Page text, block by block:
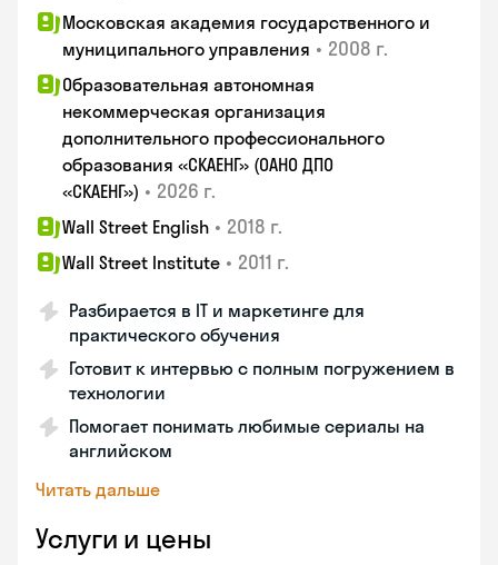
Московская академия государственного и
муниципального управления • 2008 г.
Образовательная автономная
некоммерческая организация
дополнительного профессионального
образования «СКАЕНГ» (ОАНО ДПО
«СКАЕНГ») • 2026 г.
Wall Street English • 2018 г.
Wall Street Institute • 2011 г.
Разбирается в IT и маркетинге для
практического обучения
Готовит к интервью с полным погружением в
технологии
Помогает понимать любимые сериалы на
английском
Читать дальше
Услуги и цены